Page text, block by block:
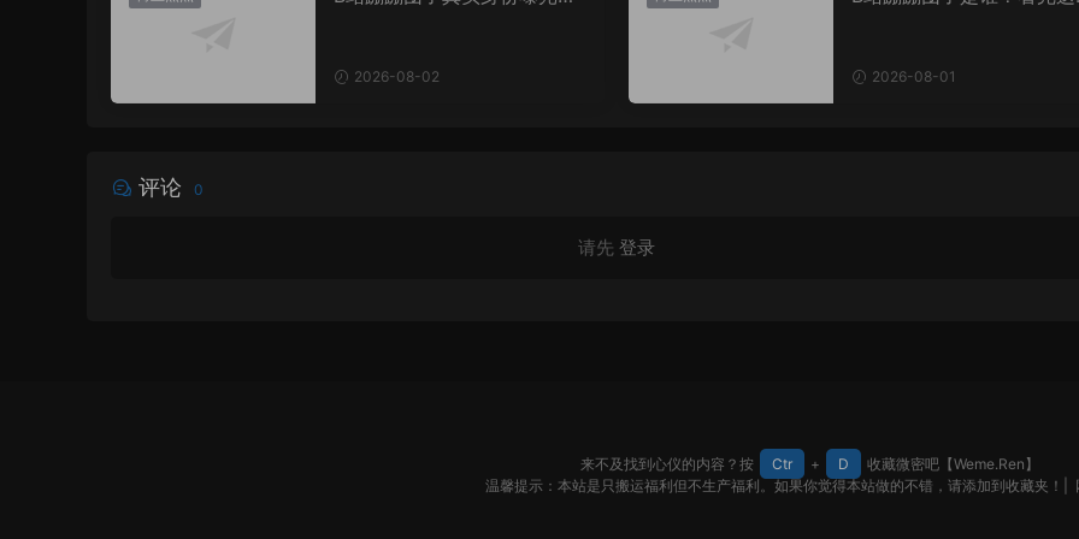
2026-08-02 2026-08-01
评论 0
请先 登录
来不及找到心仪的内容？按 Ctr + D
收藏微密吧【Weme.Ren】
温馨提示：本站是只搬运福利但不生产福利。如果你觉得本站做的不错，请添加到收藏夹！|